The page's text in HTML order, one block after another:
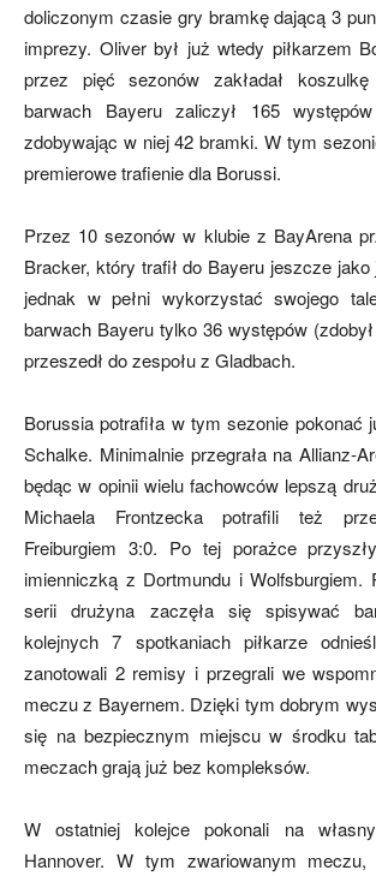
doliczonym czasie gry bramkę dającą 3
imprezy. Oliver był już wtedy piłkarzem
przez pięć sezonów zakładał
barwach Bayeru zaliczył 165
zdobywając w niej 42 bramki. W tym
premierowe trafienie dla Borussi.
Przez 10 sezonów w klubie z BayArena
Bracker, który trafił do Bayeru jeszcze jako
jednak w pełni wykorzystać swojego
barwach Bayeru tylko 36 występów
przeszedł do zespołu z Gladbach.
Borussia potrafiła w tym sezonie pokonać
Schalke. Minimalnie przegrała na Allianz-
będąc w opinii wielu fachowców lepszą
Michaela Frontzecka potrafili też
Freiburgiem 3:0. Po tej porażce
imienniczką z Dortmundu i Wolfsburgiem.
serii drużyna zaczęła się spisywać
kolejnych 7 spotkaniach piłkarze
zanotowali 2 remisy i przegrali we
meczu z Bayernem. Dzięki tym dobrym
się na bezpiecznym miejscu w środku
meczach grają już bez kompleksów.
W ostatniej kolejce pokonali na
Hannover. W tym zwariowanym